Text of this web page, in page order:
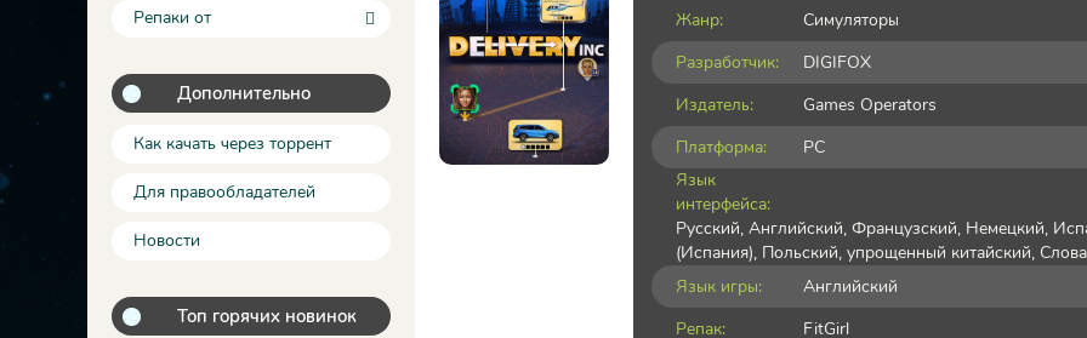
Репаки от
Дополнительно
Как качать через торрент
Для правообладателей
Новости
Топ горячих новинок
Жанр:
Симуляторы
Разработчик:
DIGIFOX
Издатель:
Games Operators
Платформа:
PC
Язык
интерфейса:
Русский, Английский, Французский, Немецкий,
(Испания), Польский, упрощенный китайский,
Язык игры:
Английский
Репак:
FitGirl